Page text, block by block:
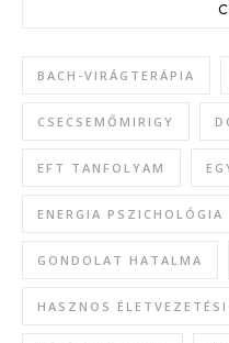
BACH-VIRÁGTERÁPIA
CSECSEMŐMIRIGY
EFT TANFOLYAM
ENERGIA PSZICHOLÓGIA
GONDOLAT HATALMA
HASZNOS